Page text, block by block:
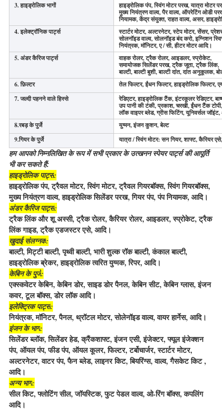
3. हाइड्रोलिक भागों
हाइड्रोलिक पंप, स्विंग मोटर परख, यात्रा मोटर
मुख्य नियंत्रण वाल्व, पैर वाल्व, ऑपरेटिंग ओडी
नियामक, केंद्र संयुक्त, राहत वाल्व, असर,
4. इलेक्ट्रॉनिक पार्ट्स
स्टार्टर मोटर, अल्टरनेटर, स्टेप मोटर, सेंसर,
सोलनॉइड वाल्व, सोलनॉइड बंद करो, इग्निशन
नियंत्रक, मॉनिटर, ए / सी, हीटर मोटर आदि।
5. अंडर कैरिज पार्ट्स
वाहक रोलर, ट्रैक रोलर, आइडलर, स्प्रोकेट,
समायोजक सिलेंडर परख, ट्रैक जूता, ट्रैक लिंक,
बाल्टी, बाल्टी बुशी, बाल्टी दांत, दांत अनुकूलक,
6. फ़िल्टर
तेल फिल्टर, ईंधन फिल्टर, हाइड्रोलिक
7. जल्दी पहनने वाले हिस्से
रेडिएटर, हाइड्रोलिक टैंक, इंटरकूलर रेडिएटर,
उप पानी की टंकी, प्रकाश, चरखी, ईंधन टैंक
लॉक वाइपर ब्लेड, ग्रीस फिटिंग, यूनिवर्सल
8.रबड़ के पुर्जे
युग्मन, इंजन कुशन, बेल्ट
9.गियर के पुर्जे
यात्रा / स्विंग मोटर: सन गियर, शाफ्ट, कैरियर
हम आपको निम्नलिखित के रूप में सभी प्रकार के उत्खनन स्पेयर पार्ट्स की आपूर्ति
भी कर सकते हैं:
हाइड्रोलिक पार्ट्स:
हाइड्रोलिक पंप, ट्रैवल मोटर, स्विंग मोटर, ट्रैवल गियरबॉक्स, स्विंग गियरबॉक्स,
मुख्य नियंत्रण वाल्व, हाइड्रोलिक सिलेंडर परख, गियर पंप, पंप नियामक, आदि।
अंडर कैरिज पार्ट्स:
ट्रैक लिंक और शू अस्सी, ट्रैक रोलर, कैरियर रोलर, आइडलर, स्प्रोकेट, ट्रैक
लिंक गाइड, ट्रैक एडजस्टर एसे, आदि।
खुदाई संलग्नक:
बाल्टी, मिट्टी बाल्टी, पृथ्वी बाल्टी, भारी शुल्क रॉक बाल्टी, कंकाल बाल्टी,
हाइड्रोलिक ब्रेकर, हाइड्रोलिक त्वरित युग्मक, रिपर, आदि।
केबिन के पुर्जे:
एक्स्कवेटर केबिन, केबिन डोर, साइड डोर पैनल, केबिन सीट, केबिन ग्लास, इंजन
कवर, टूल बॉक्स, डोर लॉक आदि।
इलेक्ट्रिक पार्ट्स:
नियंत्रक, मॉनिटर, पैनल, थ्रॉटल मोटर, सोलेनॉइड वाल्व, वायर हार्नेस, आदि।
इंजन के भाग:
सिलेंडर ब्लॉक, सिलेंडर हेड, क्रैंकशाफ्ट, इंजन एसी, इंजेक्टर, फ्यूल इंजेक्शन
पंप, ऑयल पंप, फीड पंप, ऑयल कूलर, फिल्टर, टर्बोचार्जर, स्टार्टर मोटर,
अल्टरनेटर, वाटर पंप, फैन ब्लेड, लाइनर किट, बियरिंग्स, वाल्व, गैसकेट किट ,
आदि।
अन्य भाग:
सील किट, फ्लोटिंग सील, जॉयस्टिक, फुट पेडल वाल्व, ओ-रिंग बॉक्स, कपलिंग
आदि।